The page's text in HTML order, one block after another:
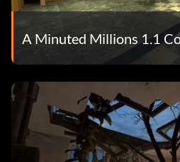
A Minuted Millions 1.1